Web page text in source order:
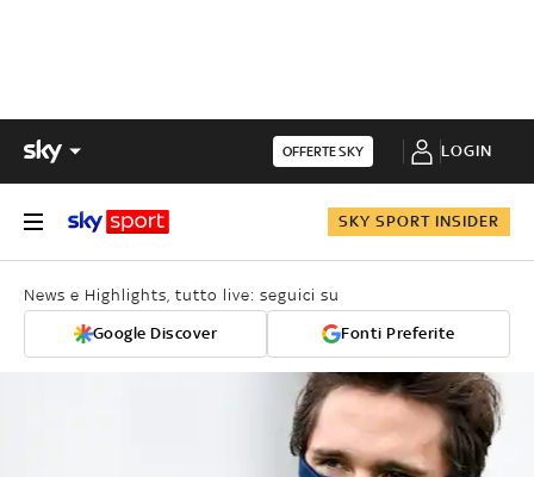
OFFERTE SKY LOGIN
SKY SPORT INSIDER
News e Highlights, tutto live: seguici su
Google Discover Fonti Preferite